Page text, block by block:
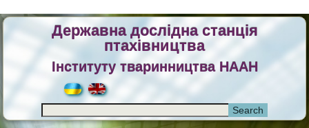
Державна дослідна станція
птахівництва
Інституту тваринництва НААН